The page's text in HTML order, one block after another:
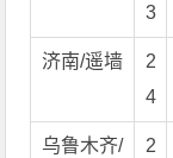
3
济南/遥墙
2
4
乌鲁木齐/
2